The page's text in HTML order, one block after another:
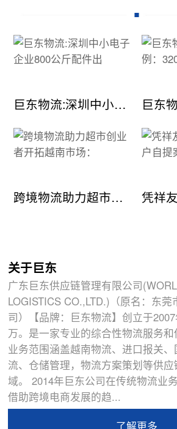
巨东物流:深圳中小电子企业800公斤配件出
跨境物流助力超市创业者开拓越南市场：
关于巨东
广东巨东供应链管理有限公司
LOGISTICS CO.,LTD.)（原名：东
司）【品牌：巨东物流】创立于
万。是一家专业的综合性物流服务和
业务范围涵盖越南物流、进口报关
流、仓储管理，物流方案策划等供
域。 2014年巨东公司在传统物流业
借助跨境电商发展的趋...
了解更多